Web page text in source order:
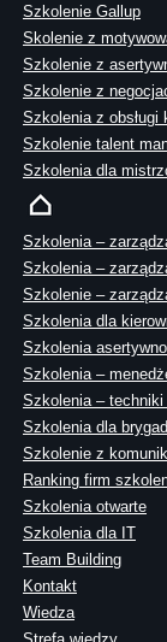
Szkolenie Gallup
Skolenie z
Szkolenie z
Szkolenie z
Szkolenia z obsługi
Szkolenie talent
Szkolenia dla
Szkolenia –
Szkolenia –
Szkolenie –
Szkolenia dla
Szkolenia
Szkolenia –
Szkolenia –
Szkolenia dla
Szkolenie z
Ranking firm
Szkolenia otwarte
Szkolenia dla IT
Team Building
Kontakt
Wiedza